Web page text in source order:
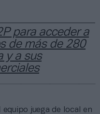
para acceder a
de más de 280
y a sus
equipo juega de local en